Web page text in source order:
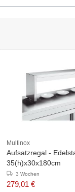
Multinox
Aufsatzregal -
35(h)x30x180cm
3 Wochen
279,01 €